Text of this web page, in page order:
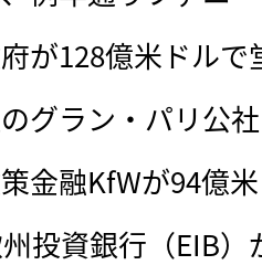
が128億米ドル
グラン・パリ公
金融KfWが94億
投資銀行（EIB